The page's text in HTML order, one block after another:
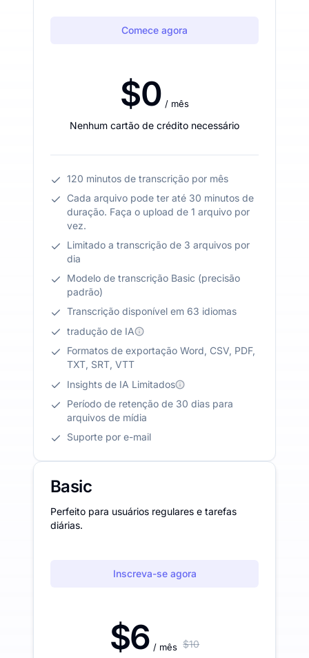
Comece agora
$0 / mês
Nenhum cartão de crédito necessário
120 minutos de transcrição por mês
Cada arquivo pode ter até 30 minutos de
duração. Faça o upload de 1 arquivo por
vez.
Limitado a transcrição de 3 arquivos por
dia
Modelo de transcrição Basic (precisão
padrão)
Transcrição disponível em 63 idiomas
tradução de IA
Formatos de exportação Word, CSV, PDF,
TXT, SRT, VTT
Insights de IA Limitados
Período de retenção de 30 dias para
arquivos de mídia
Suporte por e-mail
Basic
Perfeito para usuários regulares e tarefas
diárias.
Inscreva-se agora
$6 / mês $10